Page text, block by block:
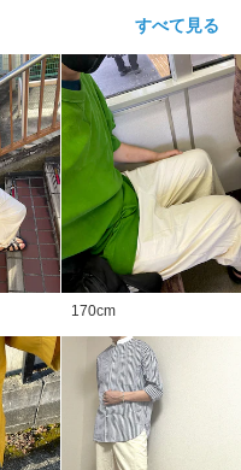
すべて見る
170cm